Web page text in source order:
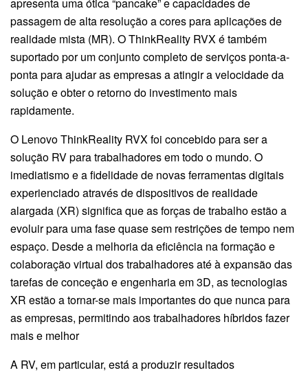
passagem de alta resolução a cores para aplicações de
realidade mista (MR). O ThinkReality RVX é também
suportado por um conjunto completo de serviços ponta-a-
ponta para ajudar as empresas a atingir a velocidade da
solução e obter o retorno do investimento mais
rapidamente.
O Lenovo ThinkReality RVX foi concebido para ser a
solução RV para trabalhadores em todo o mundo. O
imediatismo e a fidelidade de novas ferramentas digitais
experienciado através de dispositivos de realidade
alargada (XR) significa que as forças de trabalho estão a
evoluir para uma fase quase sem restrições de tempo nem
espaço. Desde a melhoria da eficiência na formação e
colaboração virtual dos trabalhadores até à expansão das
tarefas de conceção e engenharia em 3D, as tecnologias
XR estão a tornar-se mais importantes do que nunca para
as empresas, permitindo aos trabalhadores híbridos fazer
mais e melhor
A RV, em particular, está a produzir resultados